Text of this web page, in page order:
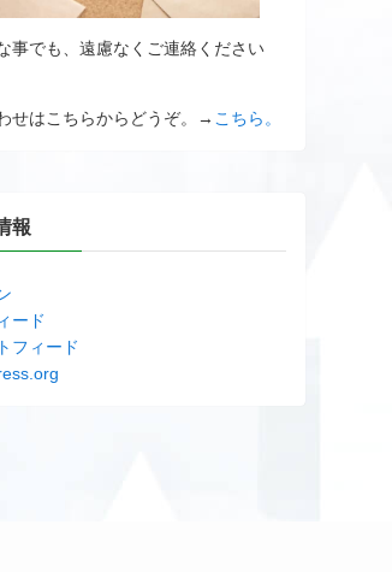
事でも、遠慮なくご連絡ください
せはこちらからどうぞ。→ こちら。
報
ード
フィード